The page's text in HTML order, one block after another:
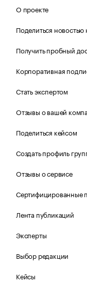
О проекте
Поделиться новостью
Получить пробный
Корпоративная
Стать экспертом
Отзывы о вашей
Поделиться кейсом
Создать профиль
Отзывы о сервисе
Сертифицированные
Лента публикаций
Эксперты
Выбор редакции
Кейсы